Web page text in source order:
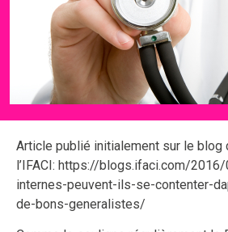
Article publié initialement sur le blog
l’IFACI: https://blogs.ifaci.com/
internes-peuvent-ils-se-contenter-
de-bons-generalistes/